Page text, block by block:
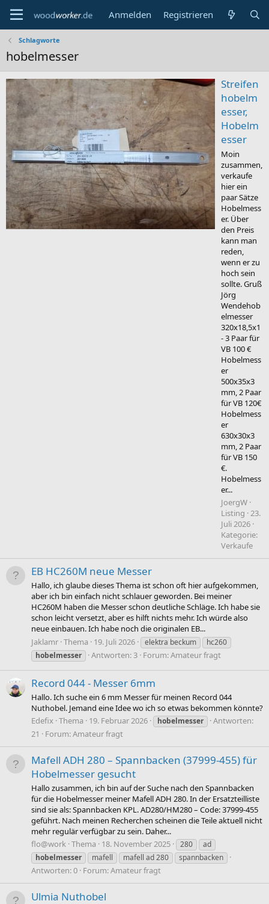
Anmelden Registrieren
Schlagworte
hobelmesser
Streifen
hobelm
esser,
Hobelm
esser
Moin
zusammen,
verkaufe
hier ein
paar Sätze
Hobelmess
er. Über
den Preis
kann man
reden,
wenn er zu
hoch sein
sollte. Gruß
Jörg
Wendehob
elmesser
320x18,5x1
- 3 Paar für
VB 100 €
Hobelmess
er
500x35x3
mm, 2 Paar
für VB 120€
Hobelmess
er
630x30x3
mm, 2 Paar
für VB 150
€.
Hobelmess
er...
JoergW
Listing 23.
Juli 2026
Kategorie:
Verkaufe
EB HC260M neue Messer
Hallo, ich glaube dieses Thema ist schon oft hier aufgekommen,
aber ich bin einfach nicht schlauer geworden. Bei meiner
HC260M haben die Messer schon deutliche Schläge. Ich habe sie
schon leicht versetzt, aber es hilft nichts mehr. Ich würde also
neue einbauen. Ich habe noch die originalen EB...
Jaklamr Thema 19. Juli 2026 elektra beckum
hc260
hobelmesser
Antworten: 3 Forum:Amateur fragt
Record 044 - Messer 6mm
Hallo. Ich suche ein 6 mm Messer für meinen Record 044
Nuthobel. Jemand eine Idee wo ich so etwas bekommen könnte?
Edefix Thema 19. Februar 2026 hobelmesser
Antworten:
21
Forum:Amateur fragt
Mafell ADH 280 – Spannbacken (37999-455) für
Hobelmesser gesucht
Hallo zusammen, ich bin auf der Suche nach den Spannbacken
für die Hobelmesser meiner Mafell ADH 280. In der Ersatzteilliste
sind sie als: Spannbacken KPL. AD280/HM280 – Code: 37999-455
geführt. Nach meinen Recherchen scheinen die Teile aktuell nicht
mehr regulär verfügbar zu sein. Daher...
flo@work Thema 18. November 2025 280
ad
hobelmesser
mafell mafell ad 280 spannbacken
Antworten: 0 Forum:Amateur fragt
Ulmia Nuthobel